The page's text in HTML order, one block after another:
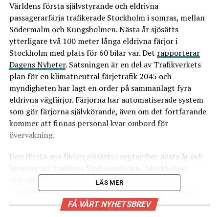
Världens första självstyrande och eldrivna
passagerarfärja trafikerade Stockholm i somras, mellan
Södermalm och Kungsholmen. Nästa år sjösätts
ytterligare två 100 meter långa eldrivna färjor i
Stockholm med plats för 60 bilar var. Det rapporterar
Dagens Nyheter. Satsningen är en del av Trafikverkets
plan för en klimatneutral färjetrafik 2045 och
myndigheten har lagt en order på sammanlagt fyra
eldrivna vägfärjor. Färjorna har automatiserade system
som gör färjorna självkörande, även om det fortfarande
kommer att finnas personal kvar ombord för
övervakning.
Den första nya färjan sjösätts i september nästa år och
skärgård och enligt Erik Froste, rederichef på
Trafikverket, kan Sveriges vattenstäder se fram emot
mer eldriven passagerartrafik framöver.
LÄS MER
FÅ VÅRT NYHETSBREV